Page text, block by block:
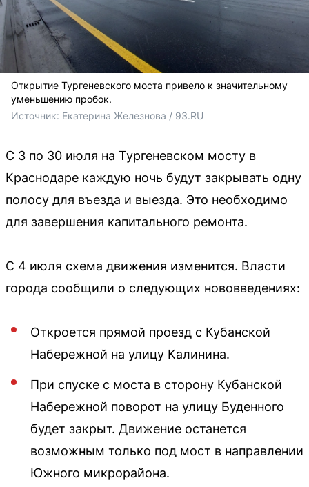
Открытие Тургеневского моста привело к значительному
уменьшению пробок.
Источник: Екатерина Железнова / 93.RU
С 3 по 30 июля на Тургеневском мосту в
Краснодаре каждую ночь будут закрывать одну
полосу для въезда и выезда. Это необходимо
для завершения капитального ремонта.
С 4 июля схема движения изменится. Власти
города сообщили о следующих нововведениях:
Откроется прямой проезд с Кубанской
Набережной на улицу Калинина.
При спуске с моста в сторону Кубанской
Набережной поворот на улицу Буденного
будет закрыт. Движение останется
возможным только под мост в направлении
Южного микрорайона.